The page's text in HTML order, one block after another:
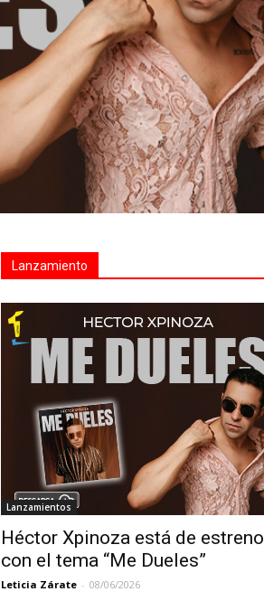
Lanzamiento
Lanzamientos
Héctor Xpinoza está de estreno
con el tema “Me Dueles”
Leticia Zárate - 08/06/2026